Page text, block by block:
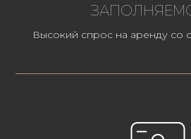
Высокий спрос на аренду со